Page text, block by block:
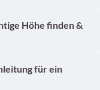
Höhe finden &
für ein